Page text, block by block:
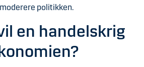
politikken.
en handelskrig